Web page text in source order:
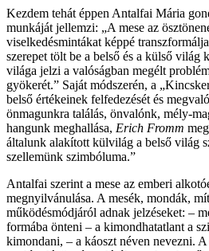
Kezdem tehát éppen Antalfai Mária
munkáját jellemzi: „A mese az
viselkedésmintákat képpé
szerepet tölt be a belső és a külső világ
világa jelzi a valóságban megélt
gyökerét.” Saját módszerén, a
belső értékeinek felfedezését és
önmagunkra találás, önvalónk, mély-
hangunk meghallása, Erich Fromm
általunk alakított külvilág a belső világ
szellemünk szimbóluma.”
Antalfai szerint a mese az emberi
megnyilvánulása. A mesék, mondák,
működésmódjáról adnak jelzéseket: –
formába önteni – a kimondhatatlant a
kimondani, – a káoszt néven nevezni.